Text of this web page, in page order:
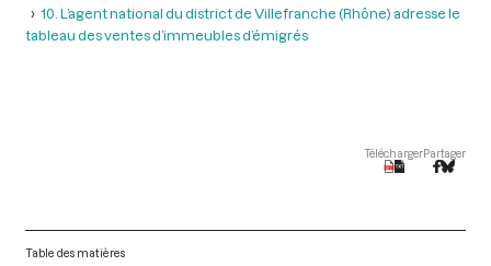
10. L’agent national du district de Villefranche (Rhône) adresse le
tableau des ventes d’immeubles d’émigrés
TéléchargerPartager
Table des matières